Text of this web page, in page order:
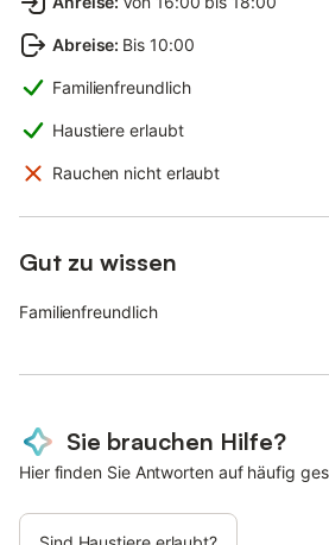
Abreise: Bis 10:00
Familienfreundlich
Haustiere erlaubt
Rauchen nicht erlaubt
Gut zu wissen
Familienfreundlich
Sie brauchen Hilfe?
Hier finden Sie Antworten auf häufig